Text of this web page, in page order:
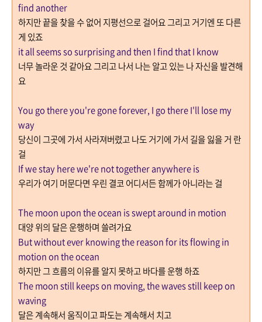
find another
하지만 끝을 찾을 수 없어 지평선으로 걸어요 그리고 거기엔 또 다른
게 있죠
it all seems so surprising and then I find that I know
너무 놀라운 것 같아요 그리고 나서 나는 알고 있는 나 자신을 발견해
요
You go there you're gone forever, I go there I'll lose my
way
당신이 그곳에 가서 사라져버렸고 나도 거기에 가서 길을 잃을 거 란
걸
If we stay here we're not together anywhere is
우리가 여기 머문다면 우린 결코 어디서든 함께가 아니라는 걸
The moon upon the ocean is swept around in motion
대양 위의 달은 운행하며 쓸려가요
But without ever knowing the reason for its flowing in
motion on the ocean
하지만 그 흐름의 이유를 알지 못하고 바다를 운행 하죠
The moon still keeps on moving, the waves still keep on
waving
달은 계속해서 움직이고 파도는 계속해서 치고